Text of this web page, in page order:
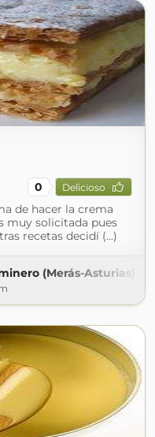
0 Delicioso
de hacer la crema
muy solicitada pues
recetas decidí (...)
(Merás-Asturias)